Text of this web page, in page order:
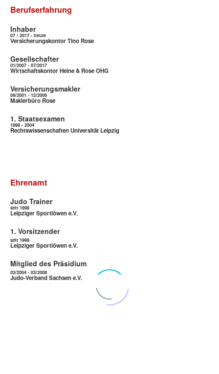
Berufserfahrung
Inhaber
07 / 2017 - heute
Versicherungskontor Tino Rose
Gesellschafter
01/2007 - 07/2017
Wirtschaftskontor Heine & Rose OHG
Versicherungsmakler
09/2001 - 12/2006
Maklerbüro Rose
1. Staatsexamen
1998 - 2004
Rechtswissenschaften Universität Leipzig
Ehrenamt
Judo Trainer
seit 1998
Leipziger Sportlöwen e.V.
1. Vorsitzender
seit 1999
Leipziger Sportlöwen e.V.
Mitglied des Präsidium
03/2004 - 03/2008
Judo-Verband Sachsen e.V.